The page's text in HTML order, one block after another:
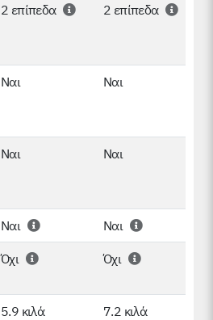
2 επίπεδα 2 επίπεδα
Ναι Ναι
Ναι Ναι
Ναι Ναι
Όχι Όχι
5.9 κιλά 7.2 κιλά